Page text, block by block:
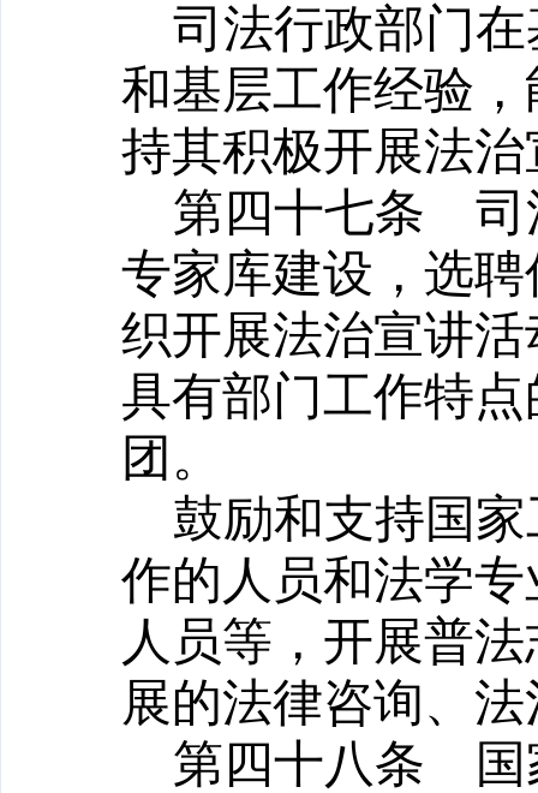
司法行政部门
和基层工作经验
持其积极开展法
第四十七条 司
专家库建设，选
织开展法治宣讲
具有部门工作特
团。
鼓励和支持国
作的人员和法学
人员等，开展普
展的法律咨询、
第四十八条 国